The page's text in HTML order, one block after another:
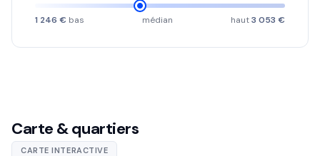
1 246 € bas médian haut3 053 €
Carte & quartiers
CARTE INTERACTIVE